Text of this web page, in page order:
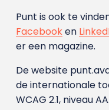
Punt is ook te
Facebooken
er een magazine.
De website
de internationale
WCAG 2.1, niveau